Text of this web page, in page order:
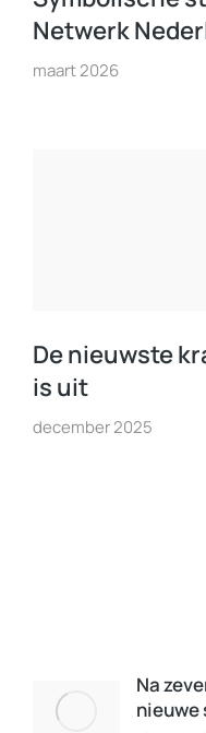
Netwerk
maart 2026
De nieuwste
is uit
december 2025
Na